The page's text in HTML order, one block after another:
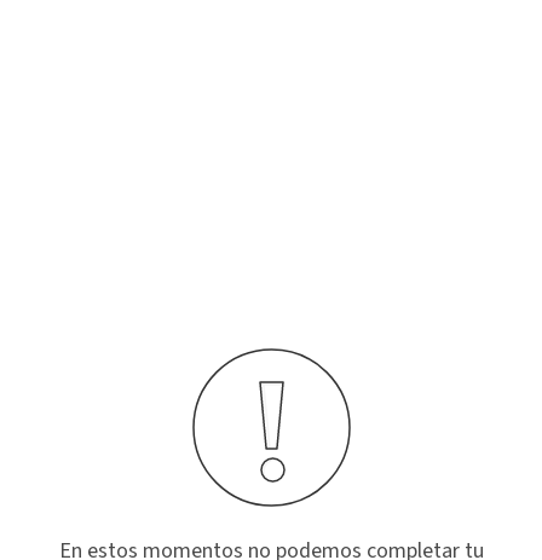
En estos momentos no podemos completar tu